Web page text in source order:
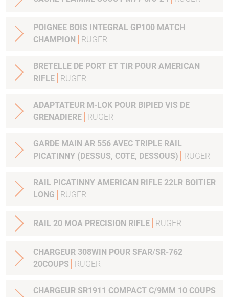
POIGNEE BOIS INTEGRAL GP100 MATCH
CHAMPION
RUGER
BRETELLE DE PORT ET TIR POUR AMERICAN
RIFLE
RUGER
ADAPTATEUR M-LOK POUR BIPIED VIS DE
GRENADIERE
RUGER
GARDE MAIN AR 556 AVEC TRIPLE RAIL
PICATINNY (DESSUS, COTE, DESSOUS)
RUGER
RAIL PICATINNY AMERICAN RIFLE 22LR BOITIER
LONG
RUGER
RAIL 20 MOA PRECISION RIFLE RUGER
CHARGEUR 308WIN POUR SFAR/SR-762
20COUPS
RUGER
CHARGEUR SR1911 COMPACT C/9MM 10 COUPS